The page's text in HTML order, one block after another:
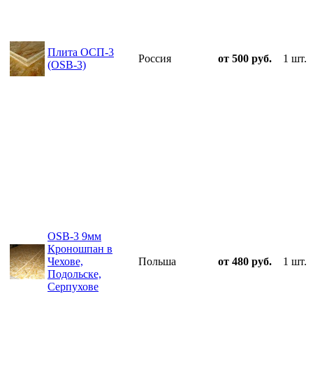
Плита ОСП-3
(OSB-3)
Россия от 500 руб. 1 шт.
ОSB-3 9мм
Кроношпан в
Чехове,
Подольске,
Серпухове
Польша от 480 руб. 1 шт.